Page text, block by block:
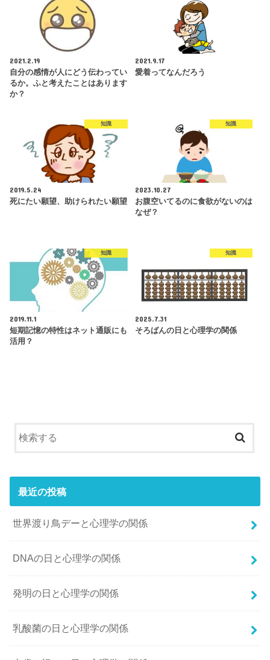
2021.2.19
自分の感情が人にどう伝わってい
るか。ふと考えたことはあります
か？
2021.9.17
愛着ってなんだろう
知識
2019.5.24
死にたい願望、助けられたい願望
知識
2023.10.27
お腹空いてるのに食欲がないのは
なぜ？
知識
2019.11.1
短期記憶の特性はネット通販にも
活用？
知識
2025.7.31
そろばんの日と心理学の関係
最近の投稿
世界渡り鳥デーと心理学の関係
DNAの日と心理学の関係
発明の日と心理学の関係
乳酸菌の日と心理学の関係